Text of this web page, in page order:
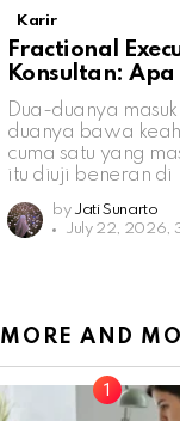
Karir
Fractional
Konsultan: Apa
Dua-duanya
duanya bawa
cuma satu yang
itu diuji beneran
by Jati Sunarto
July 22, 2026,
MORE AND